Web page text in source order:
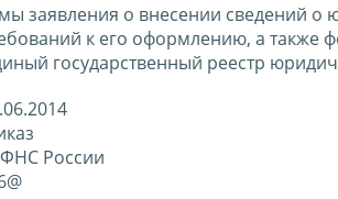
заявления о внесении сведений о
к его оформлению, а
государственный реестр
ФНС России